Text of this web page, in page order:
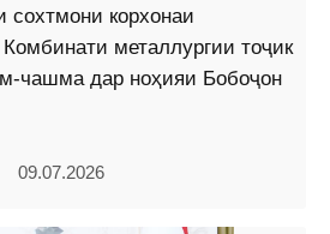
сохтмони корхонаи
металлургии тоҷик
чашма дар ноҳияи Бобоҷон
09.07.2026